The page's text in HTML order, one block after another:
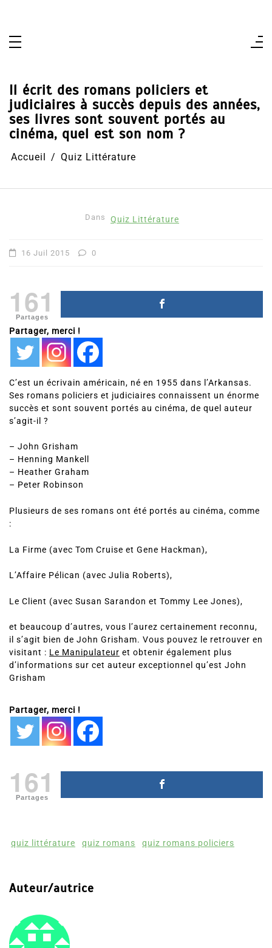
Il écrit des romans policiers et
judiciaires à succès depuis des années,
ses livres sont souvent portés au
cinéma, quel est son nom ?
Accueil Quiz Littérature
Dans Quiz Littérature
16 Juil 2015 0
161
Partages
Partager, merci !
C’est un écrivain américain, né en 1955 dans l’Arkansas.
Ses romans policiers et judiciaires connaissent un énorme
succès et sont souvent portés au cinéma, de quel auteur
s’agit-il ?
– John Grisham
– Henning Mankell
– Heather Graham
– Peter Robinson
Plusieurs de ses romans ont été portés au cinéma, comme
:
La Firme (avec Tom Cruise et Gene Hackman),
L’Affaire Pélican (avec Julia Roberts),
Le Client (avec Susan Sarandon et Tommy Lee Jones),
et beaucoup d’autres, vous l’aurez certainement reconnu,
il s’agit bien de John Grisham. Vous pouvez le retrouver en
visitant : Le Manipulateur et obtenir également plus
d’informations sur cet auteur exceptionnel qu’est John
Grisham
Partager, merci !
161
Partages
quiz littérature quiz romans quiz romans policiers
Auteur/autrice